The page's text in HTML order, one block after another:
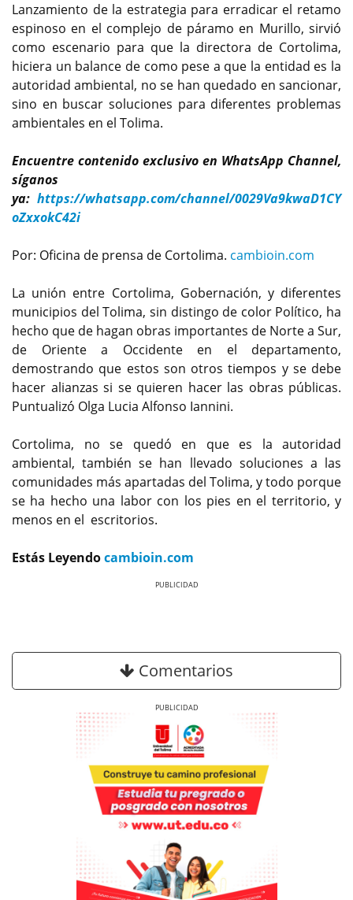
Lanzamiento de la estrategia para erradicar el retamo
espinoso en el complejo de páramo en Murillo, sirvió
como escenario para que la directora de Cortolima,
hiciera un balance de como pese a que la entidad es la
autoridad ambiental, no se han quedado en sancionar,
sino en buscar soluciones para diferentes problemas
ambientales en el Tolima.
Encuentre contenido exclusivo en WhatsApp Channel,
síganos
ya: https://whatsapp.com/channel/0029Va9kwaD1CY
oZxxokC42i
Por: Oficina de prensa de Cortolima. cambioin.com
La unión entre Cortolima, Gobernación, y diferentes
municipios del Tolima, sin distingo de color Político, ha
hecho que de hagan obras importantes de Norte a Sur,
de Oriente a Occidente en el departamento,
demostrando que estos son otros tiempos y se debe
hacer alianzas si se quieren hacer las obras públicas.
Puntualizó Olga Lucia Alfonso Iannini.
Cortolima, no se quedó en que es la autoridad
ambiental, también se han llevado soluciones a las
comunidades más apartadas del Tolima, y todo porque
se ha hecho una labor con los pies en el territorio, y
menos en el escritorios.
Estás Leyendocambioin.com
Comentarios